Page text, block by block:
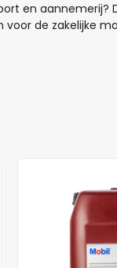
en aannemerij?
de zakelijke